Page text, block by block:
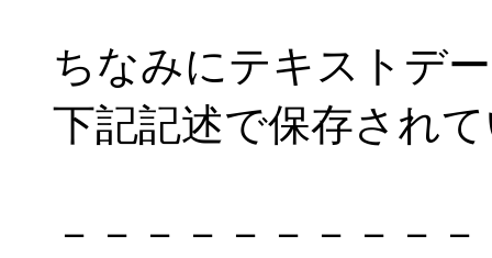
ちなみにテキストデ
下記記述で保存され
－－－－－－－－－